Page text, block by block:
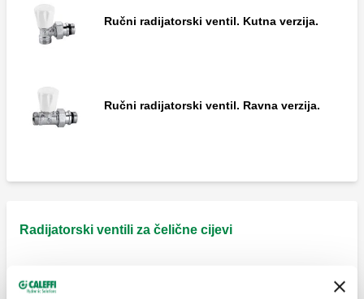
Ručni radijatorski ventil. Kutna verzija.
Ručni radijatorski ventil. Ravna verzija.
Radijatorski ventili za čelične cijevi